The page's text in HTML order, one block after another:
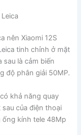
nên Xiaomi 12S
tinh chỉnh ở mặt
sau là cảm biến
độ phân giải 50MP.
khả năng quay
của điện thoại
kính tele 48Mp